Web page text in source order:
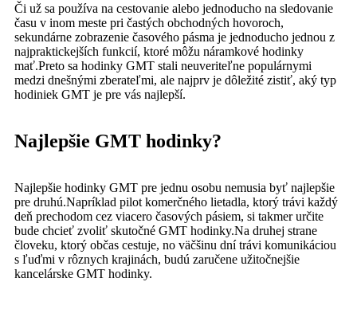
Či už sa používa na cestovanie alebo jednoducho na sledovanie
času v inom meste pri častých obchodných hovoroch,
sekundárne zobrazenie časového pásma je jednoducho jednou z
najpraktickejších funkcií, ktoré môžu náramkové hodinky
mať.Preto sa hodinky GMT stali neuveriteľne populárnymi
medzi dnešnými zberateľmi, ale najprv je dôležité zistiť, aký typ
hodiniek GMT je pre vás najlepší.
Najlepšie GMT hodinky?
Najlepšie hodinky GMT pre jednu osobu nemusia byť najlepšie
pre druhú.Napríklad pilot komerčného lietadla, ktorý trávi každý
deň prechodom cez viacero časových pásiem, si takmer určite
bude chcieť zvoliť skutočné GMT hodinky.Na druhej strane
človeku, ktorý občas cestuje, no väčšinu dní trávi komunikáciou
s ľuďmi v rôznych krajinách, budú zaručene užitočnejšie
kancelárske GMT hodinky.